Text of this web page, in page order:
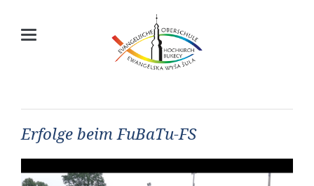
Erfolge beim FuBaTu-FS